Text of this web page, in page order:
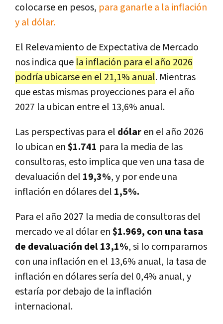
colocarse en pesos, para ganarle a la inflación
y al dólar.
El Relevamiento de Expectativa de Mercado
nos indica que la inflación para el año 2026
podría ubicarse en el 21,1% anual. Mientras
que estas mismas proyecciones para el año
2027 la ubican entre el 13,6% anual.
Las perspectivas para el dólaren el año 2026
lo ubican en$1.741 para la media de las
consultoras, esto implica que ven una tasa de
devaluación del 19,3%, y por ende una
inflación en dólares del 1,5%.
Para el año 2027 la media de consultoras del
mercado ve al dólar en$1.969, con una tasa
de devaluación del 13,1%, si lo comparamos
con una inflación en el 13,6% anual, la tasa de
inflación en dólares sería del 0,4% anual, y
estaría por debajo de la inflación
internacional.